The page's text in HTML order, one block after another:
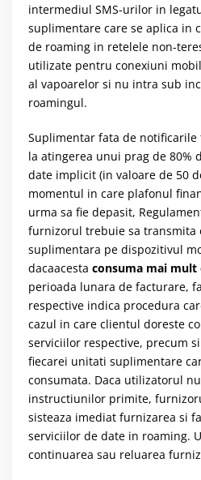
intermediul SMS-urilor in
suplimentare care se aplica in
de roaming in retelele non-
utilizate pentru conexiuni
al vapoarelor si nu intra sub
roamingul.
Suplimentar fata de
la atingerea unui prag de 80%
date implicit (in valoare de 50
momentul in care plafonul
urma sa fie depasit,
furnizorul trebuie sa transmita
suplimentara pe dispozitivul
dacaacesta consuma mai mult
perioada lunara de facturare,
respective indica procedura
cazul in care clientul doreste
serviciilor respective, precum
fiecarei unitati suplimentare
consumata. Daca utilizatorul
instructiunilor primite,
sisteaza imediat furnizarea si
serviciilor de date in roaming.
continuarea sau reluarea